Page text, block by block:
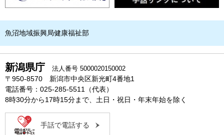
魚沼地域振興局健康福祉部
新潟県庁 法人番号 5000020150002
〒950-8570 新潟市中央区新光町4番地1
電話番号：025-285-5511（代表）
8時30分から17時15分まで、土日・祝日・年末年始を除く
手話で電話する